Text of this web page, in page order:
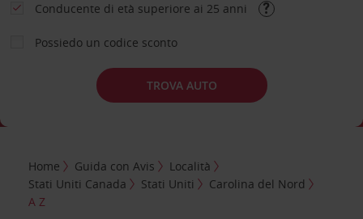
Conducente di età superiore ai 25 anni
Possiedo un codice sconto
TROVA AUTO
Home Guida con Avis
Località
Stati Uniti Canada
Stati Uniti
Carolina del Nord
A Z